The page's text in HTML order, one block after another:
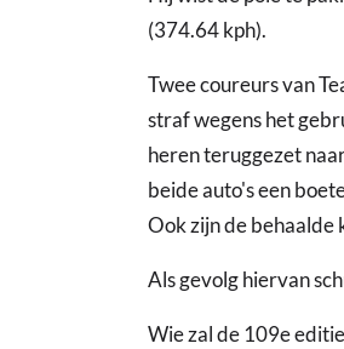
(374.64 kph).
Twee coureurs van
straf wegens het
heren teruggezet
beide auto's een
Ook zijn de
Als gevolg hiervan
Wie zal de 109e